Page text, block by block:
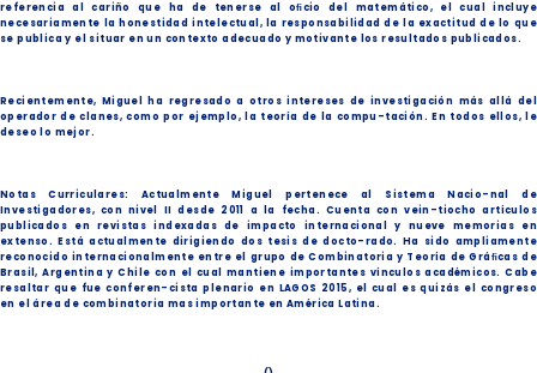
referencia al cariño que ha de tenerse al oﬁcio del matemático, el cual incluye
necesariamente la honestidad intelectual, la responsabilidad de la exactitud de lo que
se publica y el situar en un contexto adecuado y motivante los resultados publicados.
Recientemente, Miguel ha regresado a otros intereses de investigación más allá del
operador de clanes, como por ejemplo, la teoría de la compu-tación. En todos ellos, le
deseo lo mejor.
Notas Curriculares: Actualmente Miguel pertenece al Sistema Nacio-nal de
Investigadores, con nivel II desde 2011 a la fecha. Cuenta con vein-tiocho artículos
publicados en revistas indexadas de impacto internacional y nueve memorias en
extenso. Está actualmente dirigiendo dos tesis de docto-rado. Ha sido ampliamente
reconocido internacionalmente entre el grupo de Combinatoria y Teoría de Gráﬁcas de
Brasil, Argentina y Chile con el cual mantiene importantes vínculos académicos. Cabe
resaltar que fue conferen-cista plenario en LAGOS 2015, el cual es quizás el congreso
en el área de combinatoria mas importante en América Latina.